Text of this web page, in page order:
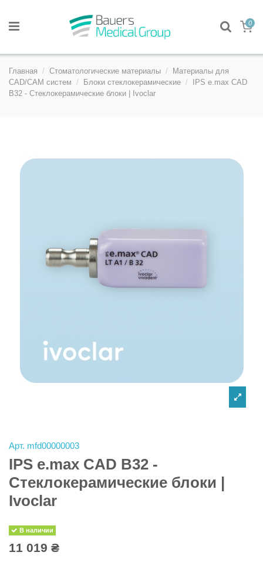
0
Главная Стоматологические материалы
Материалы для
CAD/CAM систем
Блоки стеклокерамические
IPS e.max CAD
B32 - Стеклокерамические блоки | Ivoclar
Арт. mfd00000003
IPS e.max CAD B32 -
Стеклокерамические блоки |
Ivoclar
В наличии
11 019 ₴